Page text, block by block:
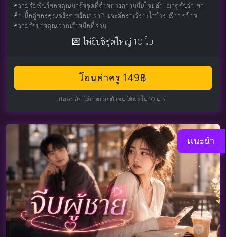
ความสัมพันธ์ของคุณมาถึงจุดที่ต้องการความมั่นใจแล้ว! มาดูกันว่าเขา
คือเนื้อคู่ของคุณจริงๆ หรือเปล่า? และต้องระวังอะไรบ้างเพื่อปกป้อง
ความรักของคุณจากเรื่องมือที่สาม
💌 ไพ่ยิปซีชุดใหญ่ 10 ใบ
โอนค่าครู 149฿
ปลอดภัย ไม่เปิดเผยตัวตน ได้ผลใน 10 นาที
แนะนำ